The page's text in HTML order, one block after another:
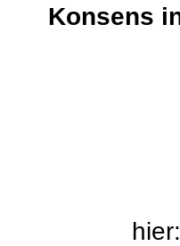
Konsens
hier: